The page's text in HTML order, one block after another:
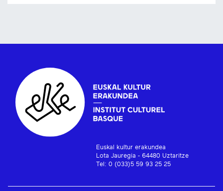
Euskal kultur erakundea
Lota Jauregia - 64480 Uztaritze
Tel: 0 (033)5 59 93 25 25